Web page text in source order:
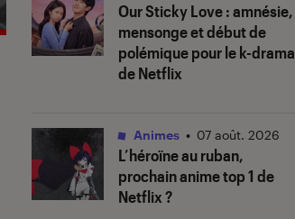
Our Sticky Love: amnésie,
mensonge et début de
polémique pour le k-drama
de Netflix
L’héroïne au ruban,
prochain anime top 1 de
Netflix ?
Animes • 07 août. 2026